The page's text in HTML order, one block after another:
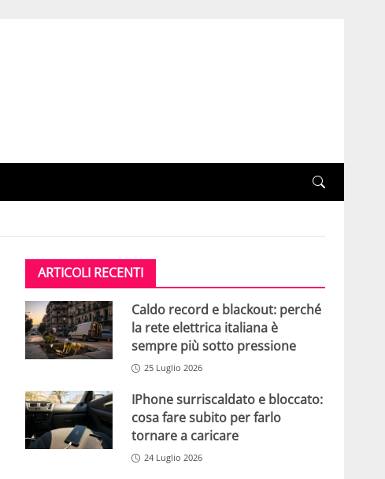
ARTICOLI RECENTI
Caldo record e blackout: perché
la rete elettrica italiana è
sempre più sotto pressione
25 Luglio 2026
IPhone surriscaldato e bloccato:
cosa fare subito per farlo
tornare a caricare
24 Luglio 2026